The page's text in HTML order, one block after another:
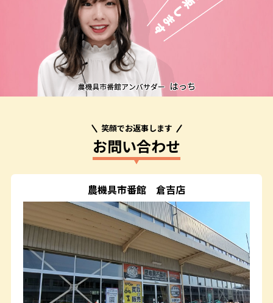
笑顔でお返事します
お問い合わせ
農機具市番館 倉吉店